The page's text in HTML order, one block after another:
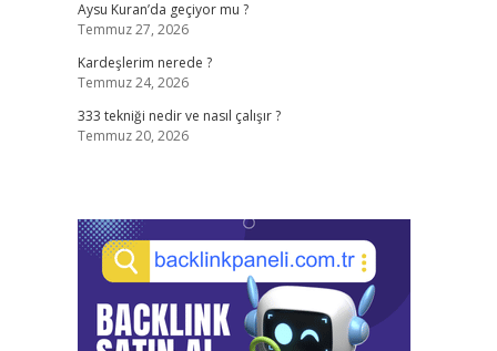
Aysu Kuran’da geçiyor mu ?
Temmuz 27, 2026
Kardeşlerim nerede ?
Temmuz 24, 2026
333 tekniği nedir ve nasıl çalışır ?
Temmuz 20, 2026